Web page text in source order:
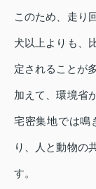
このため、走り
犬以上よりも、
定されることが
加えて、環境省
宅密集地では鳴
り、人と動物の
す。